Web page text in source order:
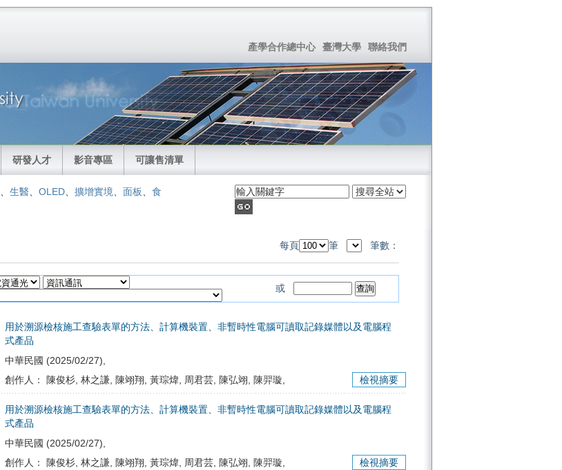
產學合作總中心 臺灣大學 聯絡我們
研發人才 影音專區 可讓售清單
、 生醫、 OLED、 擴增實境、 面板、 食
每頁 筆 筆數：
或
用於溯源檢核施工查驗表單的方法、計算機裝置、非暫時性電腦可讀取記錄媒體以及電腦程
式產品
中華民國 (2025/02/27),
創作人： 陳俊杉, 林之謙, 陳翊翔, 黃琮煒, 周君芸, 陳弘翊, 陳羿璇,
檢視摘要
用於溯源檢核施工查驗表單的方法、計算機裝置、非暫時性電腦可讀取記錄媒體以及電腦程
式產品
中華民國 (2025/02/27),
創作人： 陳俊杉, 林之謙, 陳翊翔, 黃琮煒, 周君芸, 陳弘翊, 陳羿璇,
檢視摘要